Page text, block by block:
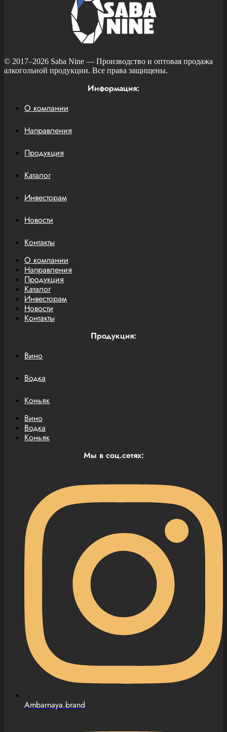
© 2017–2026 Saba Nine — Производство и оптовая продажа
алкогольной продукции. Все права защищены.
Информация:
О компании
Направления
Продукция
Каталог
Инвесторам
Новости
Контакты
О компании
Направления
Продукция
Каталог
Инвесторам
Новости
Контакты
Продукция:
Вино
Водка
Коньяк
Вино
Водка
Коньяк
Мы в соц.сетях:
Ambarnaya.brand